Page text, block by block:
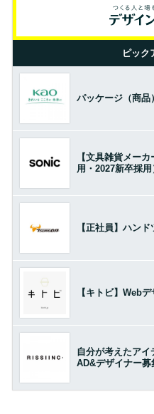
ピック
パッケージ（商品
【文具雑貨メー
用・2027新卒採用
【正社員】ハン
【キトビ】Web
自分が考えたア
AD&デザイナー募